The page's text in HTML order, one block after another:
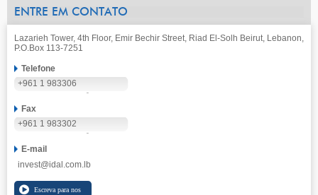
ENTRE EM CONTATO
Lazarieh Tower, 4th Floor, Emir Bechir Street, Riad El-Solh Beirut, Lebanon,
P.O.Box 113-7251
Telefone
+961 1 983306
Fax
+961 1 983302
E-mail
invest@idal.com.lb